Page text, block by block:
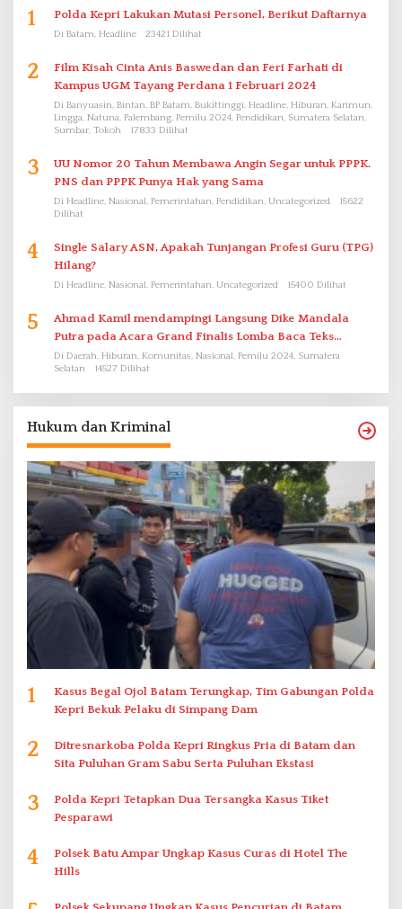
1 Polda Kepri Lakukan Mutasi Personel, Berikut Daftarnya
Di Batam, Headline 23421 Dilihat
2
Film Kisah Cinta Anis Baswedan dan Feri Farhati di
Kampus UGM Tayang Perdana 1 Februari 2024
Di Banyuasin, Bintan, BP Batam, Bukittinggi, Headline, Hiburan, Karimun,
Lingga, Natuna, Palembang, Pemilu 2024, Pendidikan, Sumatera Selatan,
Sumbar, Tokoh
17833 Dilihat
3
UU Nomor 20 Tahun Membawa Angin Segar untuk PPPK.
PNS dan PPPK Punya Hak yang Sama
Di Headline, Nasional, Pemerintahan, Pendidikan, Uncategorized
15622
Dilihat
4
Single Salary ASN, Apakah Tunjangan Profesi Guru (TPG)
Hilang?
Di Headline, Nasional, Pemerintahan, Uncategorized 15400 Dilihat
5
Ahmad Kamil mendampingi Langsung Dike Mandala
Putra pada Acara Grand Finalis Lomba Baca Teks
Proklamasi Mirip Bung Karno di Bali
Di Daerah, Hiburan, Komunitas, Nasional, Pemilu 2024, Sumatera
Selatan
14527 Dilihat
Hukum dan Kriminal
1
Kasus Begal Ojol Batam Terungkap, Tim Gabungan Polda
Kepri Bekuk Pelaku di Simpang Dam
2
Ditresnarkoba Polda Kepri Ringkus Pria di Batam dan
Sita Puluhan Gram Sabu Serta Puluhan Ekstasi
3
Polda Kepri Tetapkan Dua Tersangka Kasus Tiket
Pesparawi
4
Polsek Batu Ampar Ungkap Kasus Curas di Hotel The
Hills